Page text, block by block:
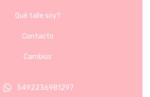
Qué talle soy?
Contacto
Cambios
5492236981297